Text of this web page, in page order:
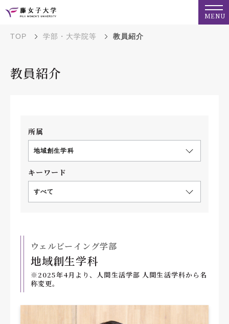
MENU
TOP 学部・大学院等 教員紹介
教員紹介
所属
地域創生学科
キーワード
すべて
ウェルビーイング学部
地域創生学科
※2025年4月より、人間生活学部 人間生活学科から名
称変更。